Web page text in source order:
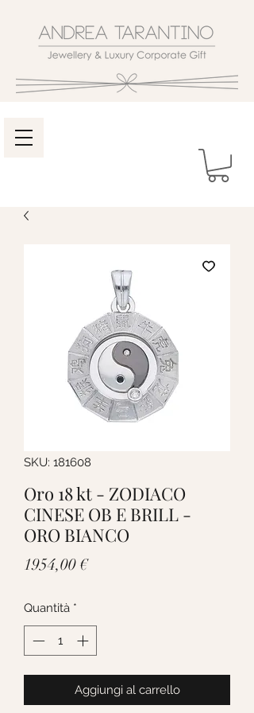
SKU: 181608
Oro 18 kt - ZODIACO
CINESE OB E BRILL -
ORO BIANCO
1954,00 €Prezzo
Quantità *
Aggiungi al carrello